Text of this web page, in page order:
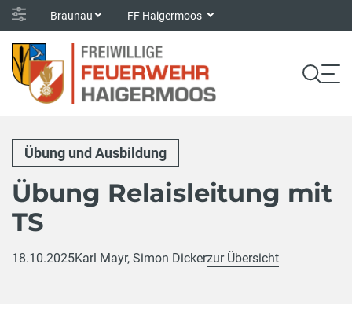
Braunau FF Haigermoos
Übung und Ausbildung
Übung Relaisleitung mit
TS
18.10.2025Karl Mayr, Simon Dickerzur Übersicht